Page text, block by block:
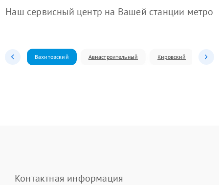
Наш сервисный центр на Вашей станции метро
Вахитовский Авиастроительный Кировский
Контактная информация